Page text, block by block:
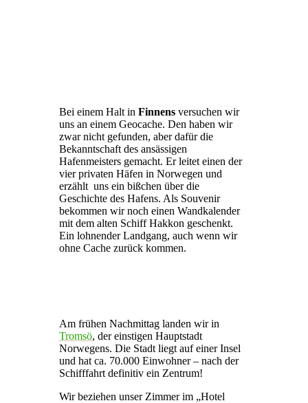
Bei einem Halt in Finnensversuchen wir
uns an einem Geocache. Den haben wir
zwar nicht gefunden, aber dafür die
Bekanntschaft des ansässigen
Hafenmeisters gemacht. Er leitet einen der
vier privaten Häfen in Norwegen und
erzählt uns ein bißchen über die
Geschichte des Hafens. Als Souvenir
bekommen wir noch einen Wandkalender
mit dem alten Schiff Hakkon geschenkt.
Ein lohnender Landgang, auch wenn wir
ohne Cache zurück kommen.
Am frühen Nachmittag landen wir in
Tromsö, der einstigen Hauptstadt
Norwegens. Die Stadt liegt auf einer Insel
und hat ca. 70.000 Einwohner – nach der
Schifffahrt definitiv ein Zentrum!
Wir beziehen unser Zimmer im „Hotel